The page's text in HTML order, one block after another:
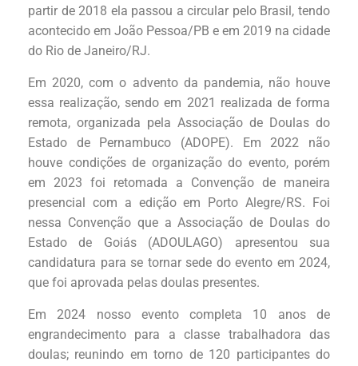
partir de 2018 ela passou a circular pelo Brasil, tendo
acontecido em João Pessoa/PB e em 2019 na cidade
do Rio de Janeiro/RJ.
Em 2020, com o advento da pandemia, não houve
essa realização, sendo em 2021 realizada de forma
remota, organizada pela Associação de Doulas do
Estado de Pernambuco (ADOPE). Em 2022 não
houve condições de organização do evento, porém
em 2023 foi retomada a Convenção de maneira
presencial com a edição em Porto Alegre/RS. Foi
nessa Convenção que a Associação de Doulas do
Estado de Goiás (ADOULAGO) apresentou sua
candidatura para se tornar sede do evento em 2024,
que foi aprovada pelas doulas presentes.
Em 2024 nosso evento completa 10 anos de
engrandecimento para a classe trabalhadora das
doulas; reunindo em torno de 120 participantes do